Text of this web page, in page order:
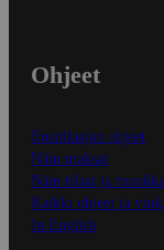
Ohjeet
Ensitilaajan ohjeet
Näin maksat
Näin tilaat ja
Kaikki ohjeet ja
In English